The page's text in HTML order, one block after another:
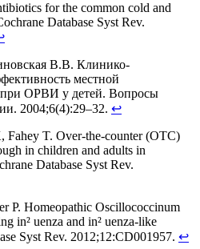
for the common cold and
Database Syst Rev.
В.В. Клинико-
местной
при ОРВИ у детей. Вопросы
2004;6(4):29–32. ↩
Fahey T. Over-the-counter (OTC)
in children and adults in
Database Syst Rev.
P. Homeopathic Oscillococcinum
in² uenza and in² uenza-like
Syst Rev. 2012;12:CD001957. ↩